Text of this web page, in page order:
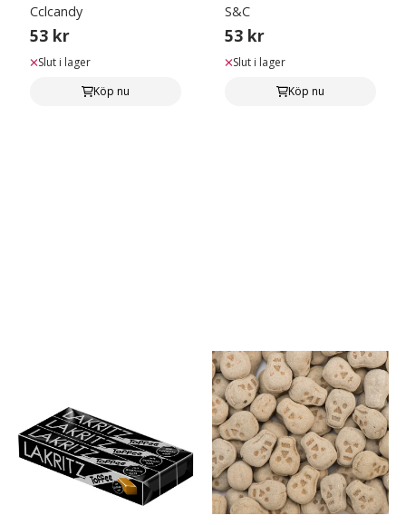
Cclcandy
53 kr
Slut i lager
Köp nu
S&C
53 kr
Slut i lager
Köp nu